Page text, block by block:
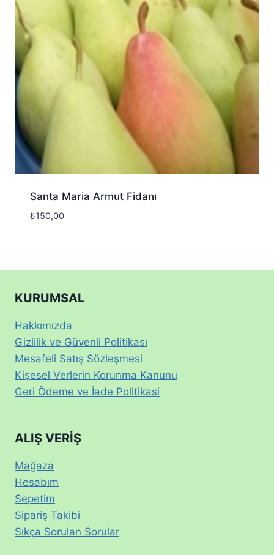
Santa Maria Armut Fidanı
₺150,00
KURUMSAL
Hakkımızda
Gizlilik ve Güvenli Politikası
Mesafeli Satış Sözleşmesi
Kişesel Verlerin Korunma Kanunu
Geri Ödeme ve İade Politikasi
ALIŞ VERİŞ
Mağaza
Hesabım
Sepetim
Sipariş Takibi
Sıkça Sorulan Sorular